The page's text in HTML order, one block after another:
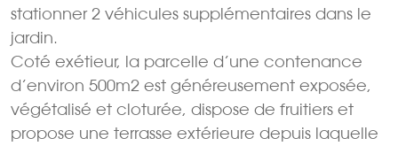
stationner 2 véhicules supplémentaires dans le
jardin.
Coté exétieur, la parcelle d’une contenance
d’environ 500m2 est généreusement exposée,
végétalisé et cloturée, dispose de fruitiers et
propose une terrasse extérieure depuis laquelle